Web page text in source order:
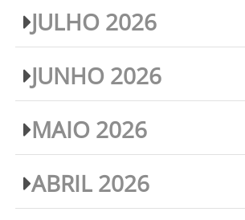
JULHO 2026
JUNHO 2026
MAIO 2026
ABRIL 2026